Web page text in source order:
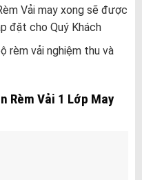
Vải may xong sẽ được
đặt cho Quý Khách
rèm vải nghiệm thu và
Rèm Vải 1 Lớp May